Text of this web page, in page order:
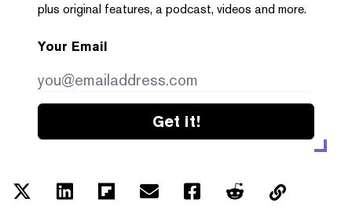
plus original features, a podcast, videos and more.
Your Email
Get it!